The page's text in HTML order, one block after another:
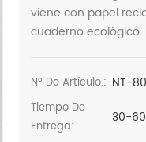
viene con papel
cuaderno ecológico.
Nº De Artículo.: NT-
Tiempo De
Entrega:
30-